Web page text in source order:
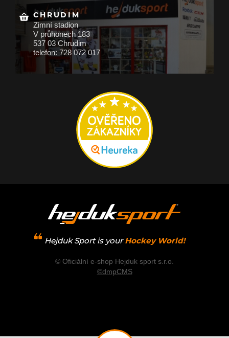
CHRUDIM
Zimní stadion
V průhonech 183
537 03 Chrudim
telefon: 728 072 017
Hejduk Sport is your Hockey World!
© Oficiální e-shop Hejduk sport s.r.o.
©dmpCMS